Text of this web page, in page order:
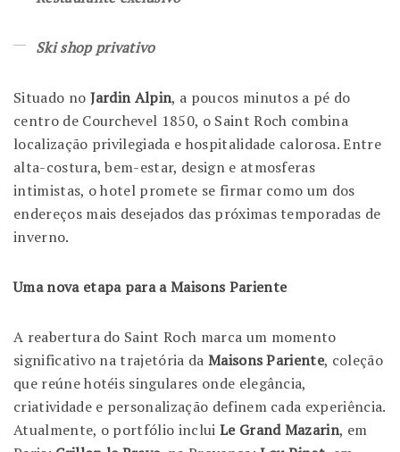
Ski shop privativo
Situado no Jardin Alpin, a poucos minutos a pé do
centro de Courchevel 1850, o Saint Roch combina
localização privilegiada e hospitalidade calorosa. Entre
alta-costura, bem-estar, design e atmosferas
intimistas, o hotel promete se firmar como um dos
endereços mais desejados das próximas temporadas de
inverno.
Uma nova etapa para a Maisons Pariente
A reabertura do Saint Roch marca um momento
significativo na trajetória da Maisons Pariente, coleção
que reúne hotéis singulares onde elegância,
criatividade e personalização definem cada experiência.
Atualmente, o portfólio inclui Le Grand Mazarin, em